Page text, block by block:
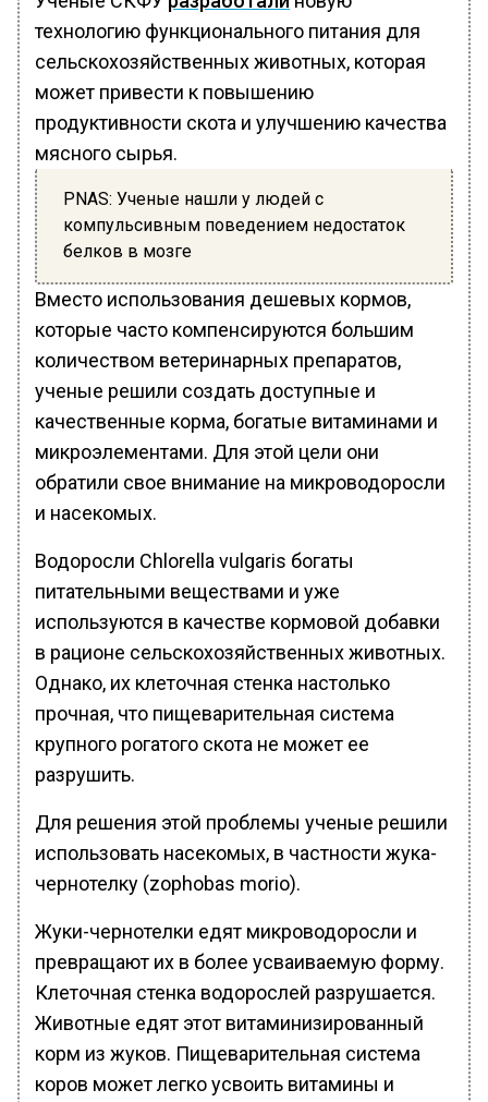
технологию функционального питания для
сельскохозяйственных животных, которая
может привести к повышению
продуктивности скота и улучшению качества
мясного сырья.
PNAS: Ученые нашли у людей с
компульсивным поведением недостаток
белков в мозге
Вместо использования дешевых кормов,
которые часто компенсируются большим
количеством ветеринарных препаратов,
ученые решили создать доступные и
качественные корма, богатые витаминами и
микроэлементами. Для этой цели они
обратили свое внимание на микроводоросли
и насекомых.
Водоросли Chlorella vulgaris богаты
питательными веществами и уже
используются в качестве кормовой добавки
в рационе сельскохозяйственных животных.
Однако, их клеточная стенка настолько
прочная, что пищеварительная система
крупного рогатого скота не может ее
разрушить.
Для решения этой проблемы ученые решили
использовать насекомых, в частности жука-
чернотелку (zophobas morio).
Жуки-чернотелки едят микроводоросли и
превращают их в более усваиваемую форму.
Клеточная стенка водорослей разрушается.
Животные едят этот витаминизированный
корм из жуков. Пищеварительная система
коров может легко усвоить витамины и